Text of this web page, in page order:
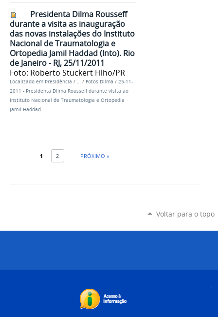
Presidenta Dilma Rousseff
durante a visita as inauguração
das novas instalações do Instituto
Nacional de Traumatologia e
Ortopedia Jamil Haddad (Into). Rio
de Janeiro - RJ, 25/11/2011
Foto: Roberto Stuckert Filho/PR
Localizado em Presidência / … / Fotos Dilma / 25-11-
2011 - Presidenta Dilma Rousseff durante visita ao
Instituto Nacional de Traumatologia e Ortopedia
Jamil Haddad
1 2 PRÓXIMO »
Voltar para o topo